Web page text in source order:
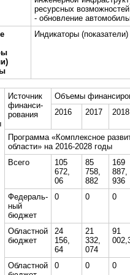
ресурсных
- обновление
Индикаторы
Источник
финанси-
рования
Объемы
2016
2017 2018
Программа «Комплексное
области» на 2016-2028 годы
Всего
105
672,
06
85
758,
882
169
887,
936
Федераль-
ный
бюджет
0 0 0
Областной
бюджет
24
156,
64
21
332,
074
91
Областной
0 0 0